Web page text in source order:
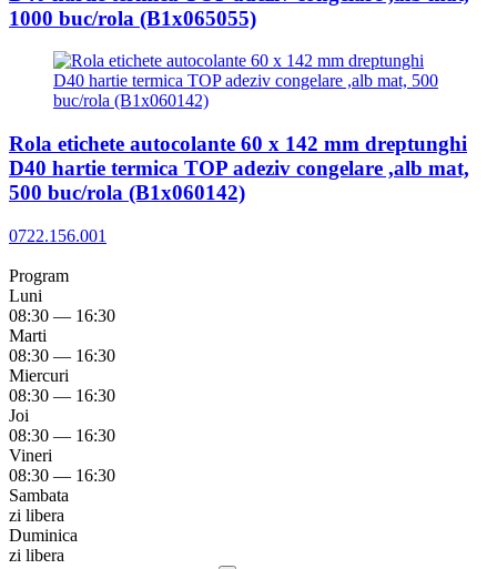
1000 buc/rola (B1x065055)
Rola etichete autocolante 60 x 142 mm dreptunghi
D40 hartie termica TOP adeziv congelare ,alb mat,
500 buc/rola (B1x060142)
0722.156.001
Program
Luni
08:30 — 16:30
Marti
08:30 — 16:30
Miercuri
08:30 — 16:30
Joi
08:30 — 16:30
Vineri
08:30 — 16:30
Sambata
zi libera
Duminica
zi libera